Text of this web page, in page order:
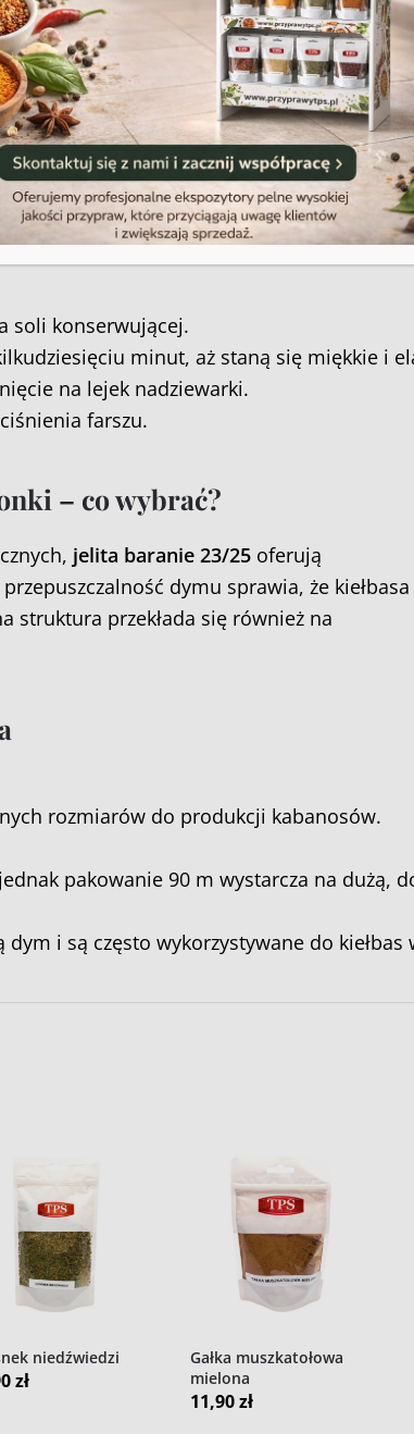
Akceptuję Zobacz preferencje
Polityka plików cookies Regulamin sklepu
należy odpowiednio przygotować
soli konserwującej.
minut, aż staną się miękkie i
na lejek nadziewarki.
farszu.
– co wybrać?
jelita baranie 23/25oferują
dymu sprawia, że kiełbasa
struktura przekłada się również na
rozmiarów do produkcji kabanosów.
pakowanie 90 m wystarcza na dużą,
i są często wykorzystywane do kiełbas
niedźwiedzi
zł
Gałka muszkatołowa
mielona
11,90zł